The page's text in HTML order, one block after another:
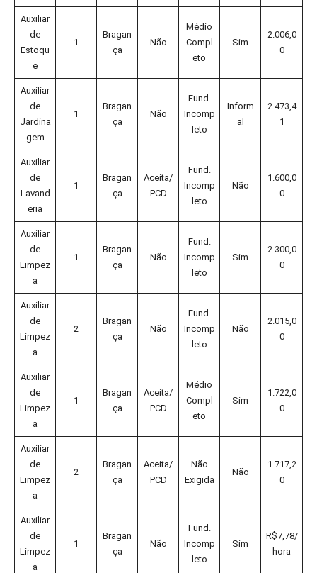
Auxiliar
de
Estoqu
e
1
Bragan
ça
Não
Médio
Compl
eto
Sim
2.006,0
0
Auxiliar
de
Jardina
gem
1
Bragan
ça
Não
Fund.
Incomp
leto
Inform
al
2.473,4
1
Auxiliar
de
Lavand
eria
1
Bragan
ça
Aceita/
PCD
Fund.
Incomp
leto
Não
1.600,0
0
Auxiliar
de
Limpez
a
1
Bragan
ça
Não
Fund.
Incomp
leto
Sim
2.300,0
0
Auxiliar
de
Limpez
a
2
Bragan
ça
Não
Fund.
Incomp
leto
Não
2.015,0
0
Auxiliar
de
Limpez
a
1
Bragan
ça
Aceita/
PCD
Médio
Compl
eto
Sim
1.722,0
0
Auxiliar
de
Limpez
a
2
Bragan
ça
Aceita/
PCD
Não
Exigida
Não
1.717,2
0
Auxiliar
de
Limpez
a
1
Bragan
ça
Não
Fund.
Incomp
leto
Sim
R$7,78/
hora